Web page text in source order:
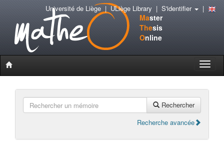
Master
Thesis
Online
Toggle
Université de Liège|ULiège Library | S'identifier |
Rechercher
Recherche avancée